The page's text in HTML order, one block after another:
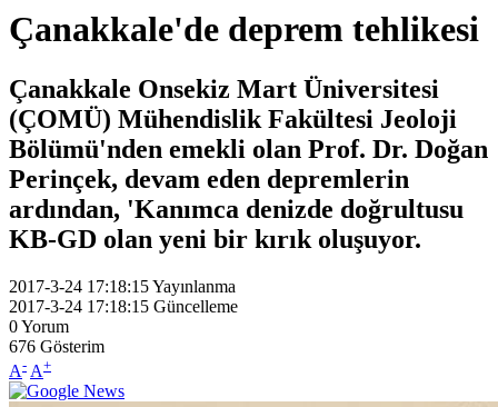
Çanakkale'de deprem tehlikesi
Çanakkale Onsekiz Mart Üniversitesi
(ÇOMÜ) Mühendislik Fakültesi Jeoloji
Bölümü'nden emekli olan Prof. Dr. Doğan
Perinçek, devam eden depremlerin
ardından, 'Kanımca denizde doğrultusu
KB-GD olan yeni bir kırık oluşuyor.
2017-3-24 17:18:15Yayınlanma
2017-3-24 17:18:15 Güncelleme
0Yorum
676 Gösterim
A- A+